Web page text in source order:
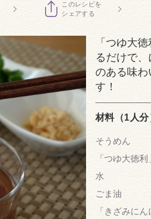
このレシピを
シェアする
「つゆ大
るだけで
のある味わ
す！
材料（1人分
そうめん
「つゆ大徳利
水
ごま油
「きざみにん